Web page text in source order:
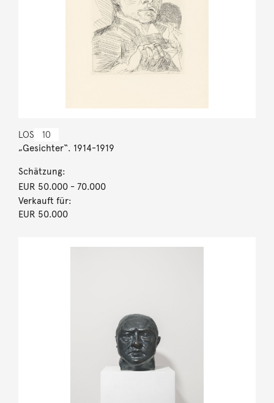
LOS 10
„Gesichter“. 1914-1919
Schätzung:
EUR 50.000- 70.000
Verkauft für:
EUR 50.000